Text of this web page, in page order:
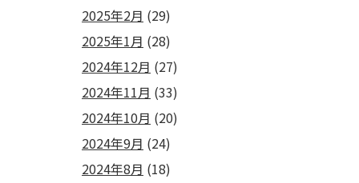
2025年2月 (29)
2025年1月 (28)
2024年12月 (27)
2024年11月 (33)
2024年10月 (20)
2024年9月 (24)
2024年8月 (18)